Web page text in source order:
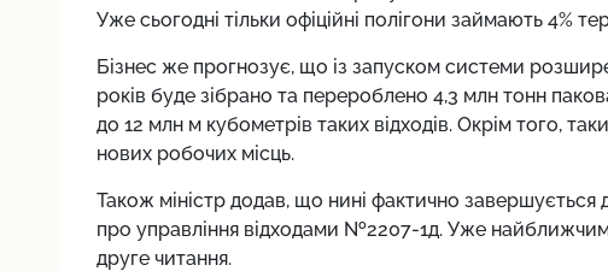
Уже сьогодні тільки офіційні полігони займають 4%
Бізнес же прогнозує, що із запуском системи
років буде зібрано та перероблено 4,3 млн тонн
до 12 млн м кубометрів таких відходів. Окрім того,
нових робочих місць.
Також міністр додав, що нині фактично
про управління відходами №2207-1д. Уже
друге читання.